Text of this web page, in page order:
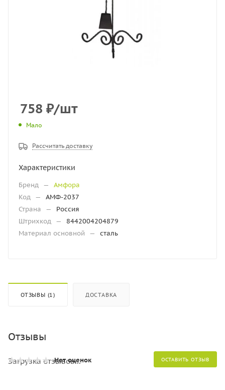
758 ₽/шт
Мало
Рассчитать доставку
Характеристики
Бренд —
Амфора
Код —
АМФ-2037
Страна
—
Россия
Штрихкод —
8442004204879
Материал основной
— сталь
ОТЗЫВЫ (1) ДОСТАВКА
Отзывы
Нет оценок ОСТАВИТЬ ОТЗЫВ
Загрузка отзывов...